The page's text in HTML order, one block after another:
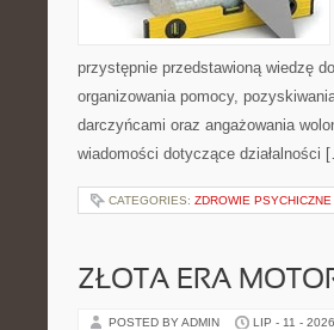
przystępnie przedstawioną wiedzę
organizowania pomocy,
darczyńcami oraz angażowania
wiadomości dotyczące działalności
CATEGORIES: ZDROWIE PSYCHICZNE
ZŁOTA ERA
POSTED BY ADMIN LIP - 11 - 2026